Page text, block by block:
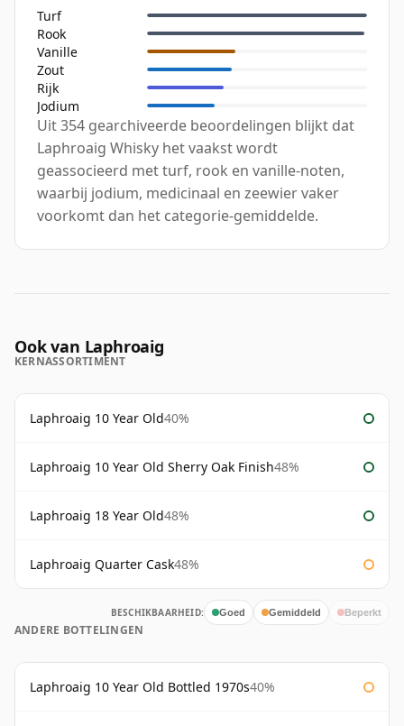
Turf
Rook
Vanille
Zout
Rijk
Jodium
Uit 354 gearchiveerde beoordelingen blijkt dat
Laphroaig Whisky het vaakst wordt
geassocieerd met turf, rook en vanille-noten,
waarbij jodium, medicinaal en zeewier vaker
voorkomt dan het categorie-gemiddelde.
Ook van Laphroaig
KERNASSORTIMENT
Laphroaig 10 Year Old40%
Laphroaig 10 Year Old Sherry Oak Finish48%
Laphroaig 18 Year Old48%
Laphroaig Quarter Cask48%
BESCHIKBAARHEID: Goed Gemiddeld Beperkt
ANDERE BOTTELINGEN
Laphroaig 10 Year Old Bottled 1970s40%